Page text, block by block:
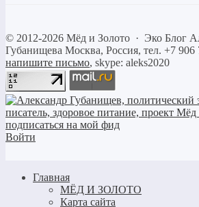
© 2012-2026 Мёд и Золото · Эко Блог
Губанищева Москва, Россия, тел. +7 906
напишите письмо, skype: aleks2020
Войти
Главная
МЁД И ЗОЛОТО
Карта сайта